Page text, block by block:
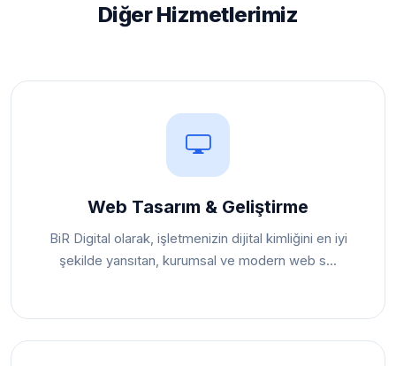
Diğer Hizmetlerimiz
Web Tasarım & Geliştirme
BiR Digital olarak, işletmenizin dijital kimliğini en iyi
şekilde yansıtan, kurumsal ve modern web s...